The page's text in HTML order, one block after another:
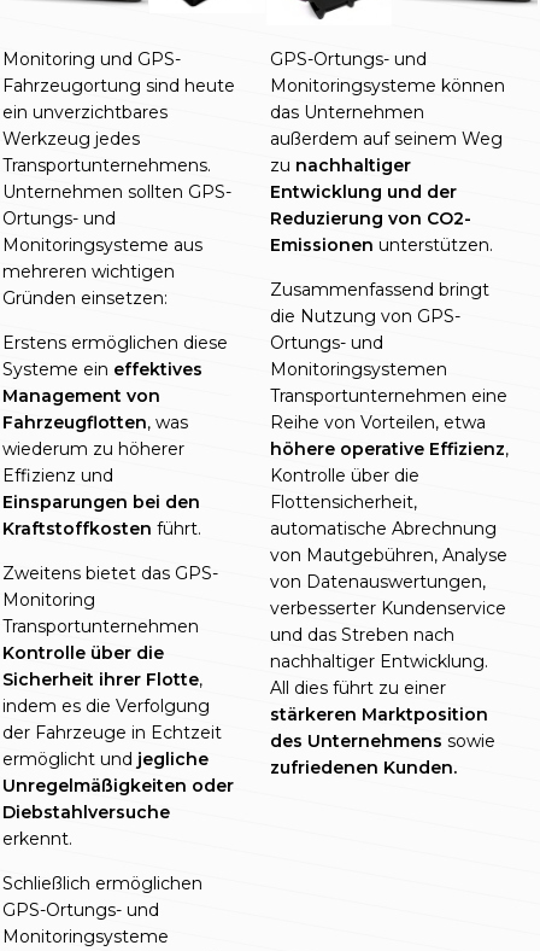
Monitoring und GPS-
Fahrzeugortung sind heute
ein unverzichtbares
Werkzeug jedes
Transportunternehmens.
Unternehmen sollten GPS-
Ortungs- und
Monitoringsysteme aus
mehreren wichtigen
Gründen einsetzen:
Erstens ermöglichen diese
Systeme ein effektives
Management von
Fahrzeugflotten, was
wiederum zu höherer
Effizienz und
Einsparungen bei den
Kraftstoffkosten führt.
Zweitens bietet das GPS-
Monitoring
Transportunternehmen
Kontrolle über die
Sicherheit ihrer Flotte,
indem es die Verfolgung
der Fahrzeuge in Echtzeit
ermöglicht und jegliche
Unregelmäßigkeiten oder
Diebstahlversuche
erkennt.
Schließlich ermöglichen
GPS-Ortungs- und
Monitoringsysteme
GPS-Ortungs- und
Monitoringsysteme können
das Unternehmen
außerdem auf seinem Weg
zu nachhaltiger
Entwicklung und der
Reduzierung von CO2-
Emissionen unterstützen.
Zusammenfassend bringt
die Nutzung von GPS-
Ortungs- und
Monitoringsystemen
Transportunternehmen eine
Reihe von Vorteilen, etwa
höhere operative Effizienz,
Kontrolle über die
Flottensicherheit,
automatische Abrechnung
von Mautgebühren, Analyse
von Datenauswertungen,
verbesserter Kundenservice
und das Streben nach
nachhaltiger Entwicklung.
All dies führt zu einer
stärkeren Marktposition
des Unternehmens sowie
zufriedenen Kunden.